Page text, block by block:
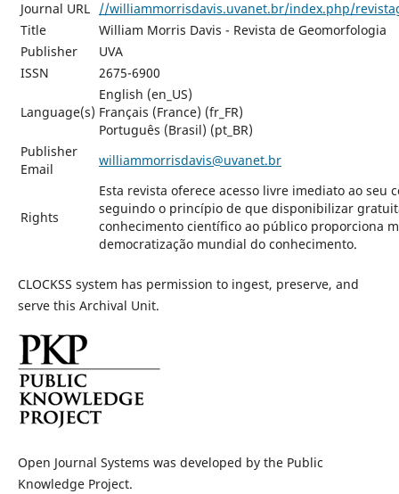
Journal URL //williammorrisdavis.uvanet.br/index.php/
Title
William Morris Davis - Revista de Geomorfologia
Publisher
UVA
ISSN
2675-6900
Language(s)
English (en_US)
Français (France) (fr_FR)
Português (Brasil) (pt_BR)
Publisher
Email
williammorrisdavis@uvanet.br
Rights
Esta revista oferece acesso livre imediato ao seu
seguindo o princípio de que disponibilizar
conhecimento científico ao público proporciona
democratização mundial do conhecimento.
CLOCKSS system has permission to ingest, preserve, and
serve this Archival Unit.
Open Journal Systems was developed by the Public
Knowledge Project.